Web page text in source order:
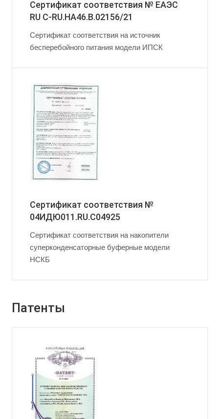
Сертификат соответствия № ЕАЭС
RU C-RU.HA46.B.02156/21
Сертификат соответствия на источник
бесперебойного питания модели ИПСК
Сертификат соответствия №
04ИДЮ011.RU.С04925
Сертификат соответствия на накопители
суперконденсаторные буферные модели
НСКБ
Патенты